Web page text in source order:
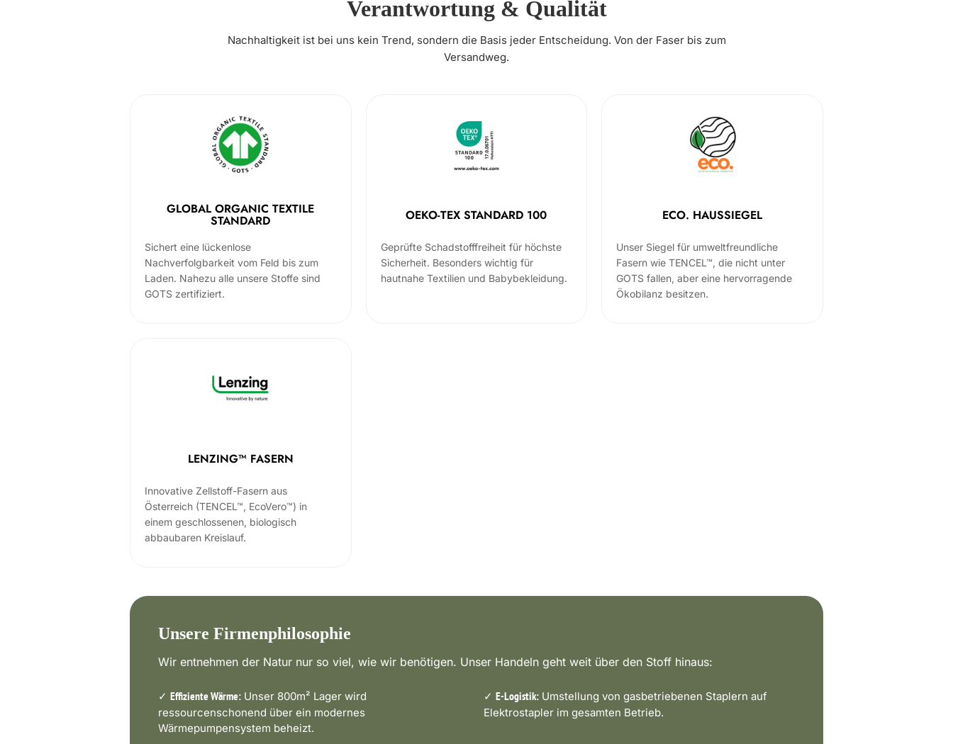
Verantwortung & Qualität
Nachhaltigkeit ist bei uns kein Trend, sondern die Basis jeder Entscheidung. Von der Faser bis zum
Versandweg.
GLOBAL ORGANIC TEXTILE
STANDARD
Sichert eine lückenlose
Nachverfolgbarkeit vom Feld bis zum
Laden. Nahezu alle unsere Stoffe sind
GOTS zertifiziert.
OEKO-TEX STANDARD 100
Geprüfte Schadstofffreiheit für höchste
Sicherheit. Besonders wichtig für
hautnahe Textilien und Babybekleidung.
ECO. HAUSSIEGEL
Unser Siegel für umweltfreundliche
Fasern wie TENCEL™, die nicht unter
GOTS fallen, aber eine hervorragende
Ökobilanz besitzen.
LENZING™ FASERN
Innovative Zellstoff-Fasern aus
Österreich (TENCEL™, EcoVero™) in
einem geschlossenen, biologisch
abbaubaren Kreislauf.
Unsere Firmenphilosophie
Wir entnehmen der Natur nur so viel, wie wir benötigen. Unser Handeln geht weit über den Stoff hinaus:
✓ Effiziente Wärme: Unser 800m² Lager wird
ressourcenschonend über ein modernes
Wärmepumpensystem beheizt.
✓ E-Logistik: Umstellung von gasbetriebenen Staplern auf
Elektrostapler im gesamten Betrieb.